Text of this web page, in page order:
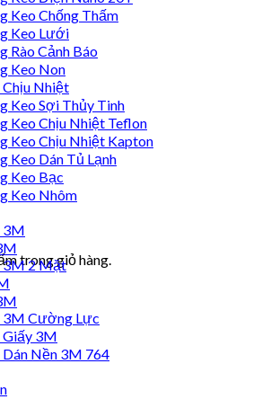
trong giỏ hàng.
Keo Chống Thấm
Keo Lưới
Rào Cảnh Báo
Keo Non
Chịu Nhiệt
Keo Sợi Thủy Tinh
Keo Chịu Nhiệt Teflon
Keo Chịu Nhiệt Kapton
Keo Dán Tủ Lạnh
Keo Bạc
Keo Nhôm
3M
3M 2 Mặt
3M Cường Lực
Giấy 3M
Dán Nền 3M 764